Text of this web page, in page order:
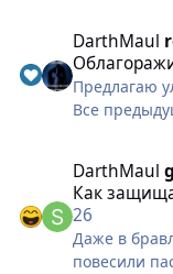
Кто-то
достаточно
человека
чтобы
получения
Наверное
список,
1. Параметр
2.Навыки
антики);
3. Банки
4. Таланты
DаrthMaul
Предлагаю
Все
была связка.
К примеру:
этот антик
DаrthMaul
Как
26
Даже в
повесили